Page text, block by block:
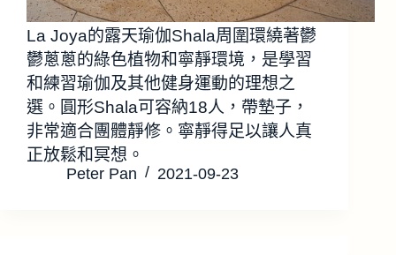
La Joya的露天瑜伽Shala周圍環繞著鬱
鬱蔥蔥的綠色植物和寧靜環境，是學習
和練習瑜伽及其他健身運動的理想之
選。圓形Shala可容納18人，帶墊子，
非常適合團體靜修。寧靜得足以讓人真
正放鬆和冥想。
Peter Pan 2021-09-23